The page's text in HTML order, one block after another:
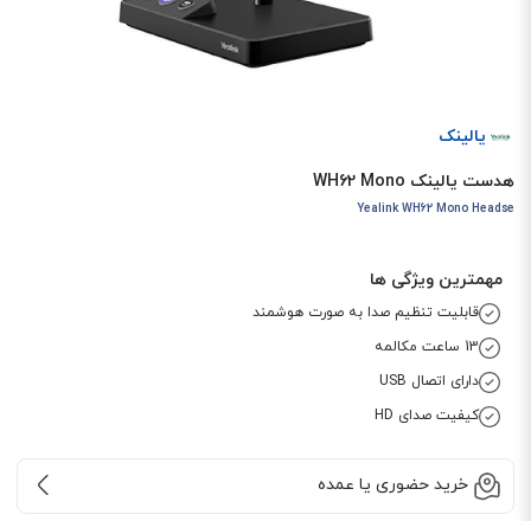
یالینک
هدست یالینک WH62 Mono
Yealink WH62 Mono Headse
مهمترین ویژگی ها
قابلیت تنظیم صدا به صورت هوشمند
13 ساعت مکالمه
دارای اتصال USB
کیفیت صدای HD
خرید حضوری یا عمده